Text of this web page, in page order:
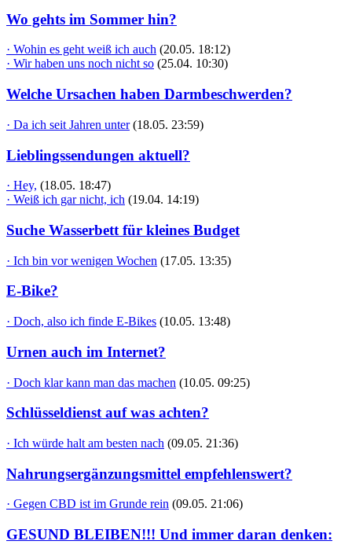
Wo gehts im Sommer hin?
· Wohin es geht weiß ich auch (20.05. 18:12)
· Wir haben uns noch nicht so (25.04. 10:30)
Welche Ursachen haben Darmbeschwerden?
· Da ich seit Jahren unter (18.05. 23:59)
Lieblingssendungen aktuell?
· Hey, (18.05. 18:47)
· Weiß ich gar nicht, ich (19.04. 14:19)
Suche Wasserbett für kleines Budget
· Ich bin vor wenigen Wochen (17.05. 13:35)
E-Bike?
· Doch, also ich finde E-Bikes (10.05. 13:48)
Urnen auch im Internet?
· Doch klar kann man das machen (10.05. 09:25)
Schlüsseldienst auf was achten?
· Ich würde halt am besten nach (09.05. 21:36)
Nahrungsergänzungsmittel empfehlenswert?
· Gegen CBD ist im Grunde rein (09.05. 21:06)
GESUND BLEIBEN!!! Und immer daran denken: